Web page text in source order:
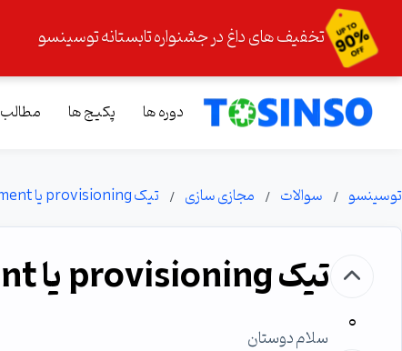
تخفیف های داغ در جشنواره تابستانه توسینسو
دوره ها پکیج ها مطالب
توسینسو سوالات مجازی سازی تیک provisioning یا Management ???
0
تیک provisioning یا Management ???
سلام دوستان